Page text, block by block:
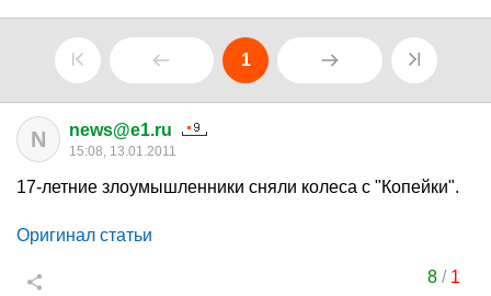
1
N news@e1.ru
15:08, 13.01.2011
17-летние злоумышленники сняли колеса с "Копейки".
Оригинал статьи
8/ 1